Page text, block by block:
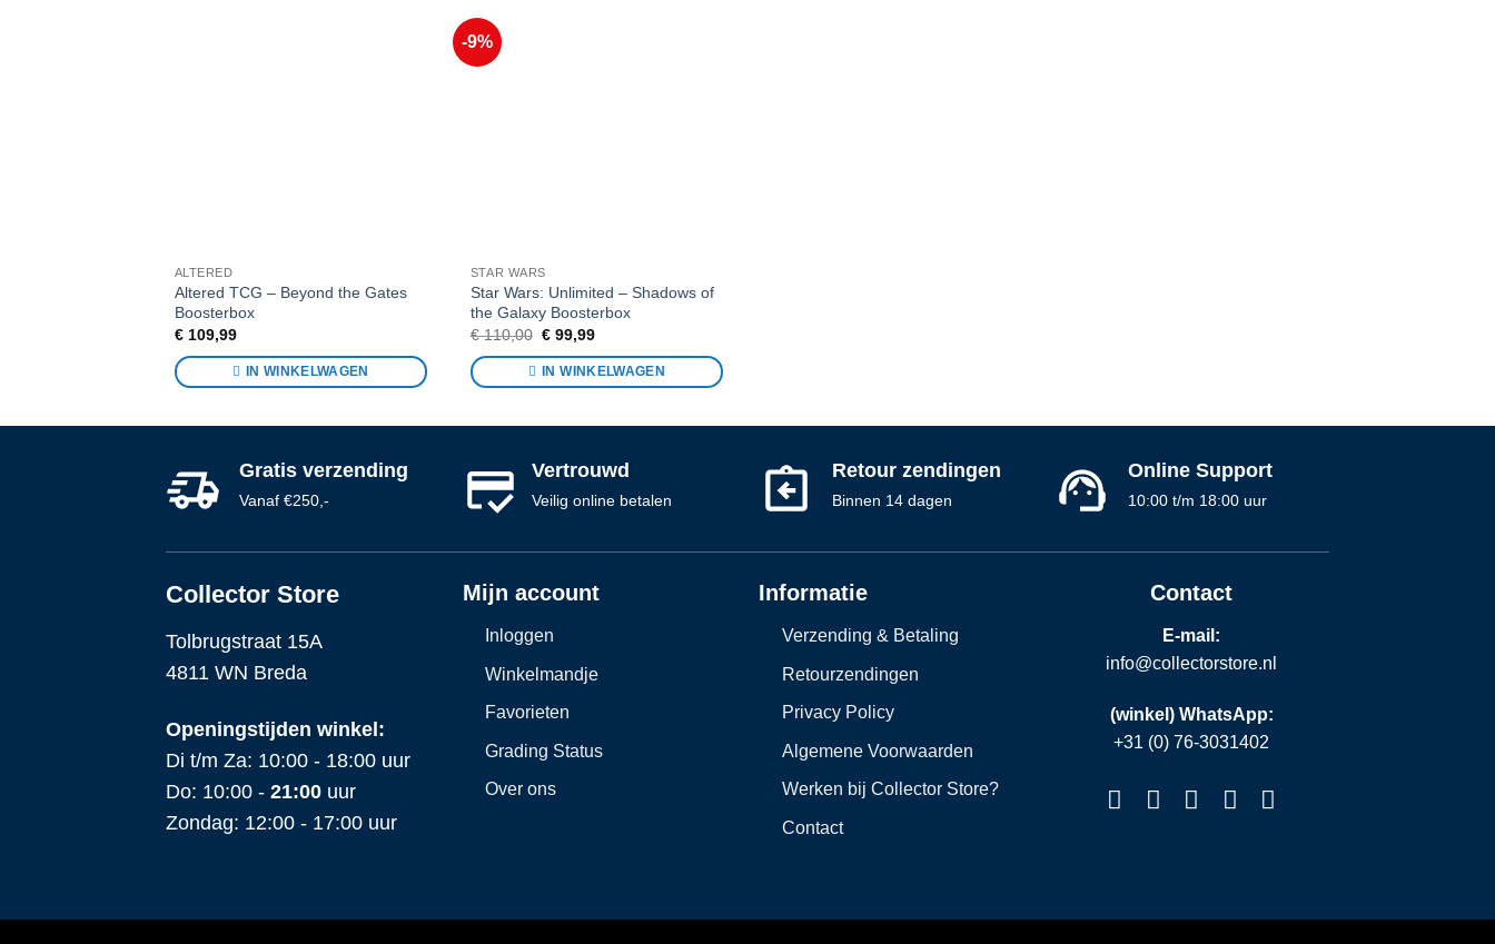
ALTERED
Altered TCG – Beyond the Gates
Boosterbox
€109,99
IN WINKELWAGEN
-9%
STAR WARS
Star Wars: Unlimited – Shadows of
the Galaxy Boosterbox
€110,00 Oorspronkelijke
was:
€ 110,00.
€ 99,99Huidige
is:
€ 99,99.
IN WINKELWAGEN
Gratis verzending
Vanaf €250,-
Vertrouwd
Veilig online betalen
Retour zendingen
Binnen 14 dagen
Online Support
10:00 t/m 18:00 uur
Collector Store
Tolbrugstraat 15A
4811 WN Breda
Openingstijden winkel:
Di t/m Za: 10:00 - 18:00 uur
Do: 10:00 -21:00 uur
Zondag: 12:00 - 17:00 uur
Mijn account
Inloggen
Winkelmandje
Favorieten
Grading Status
Over ons
Informatie
Verzending & Betaling
Retourzendingen
Privacy Policy
Algemene Voorwaarden
Werken bij Collector Store?
Contact
Contact
E-mail:
info@collectorstore.nl
(winkel) WhatsApp:
+31 (0) 76-3031402